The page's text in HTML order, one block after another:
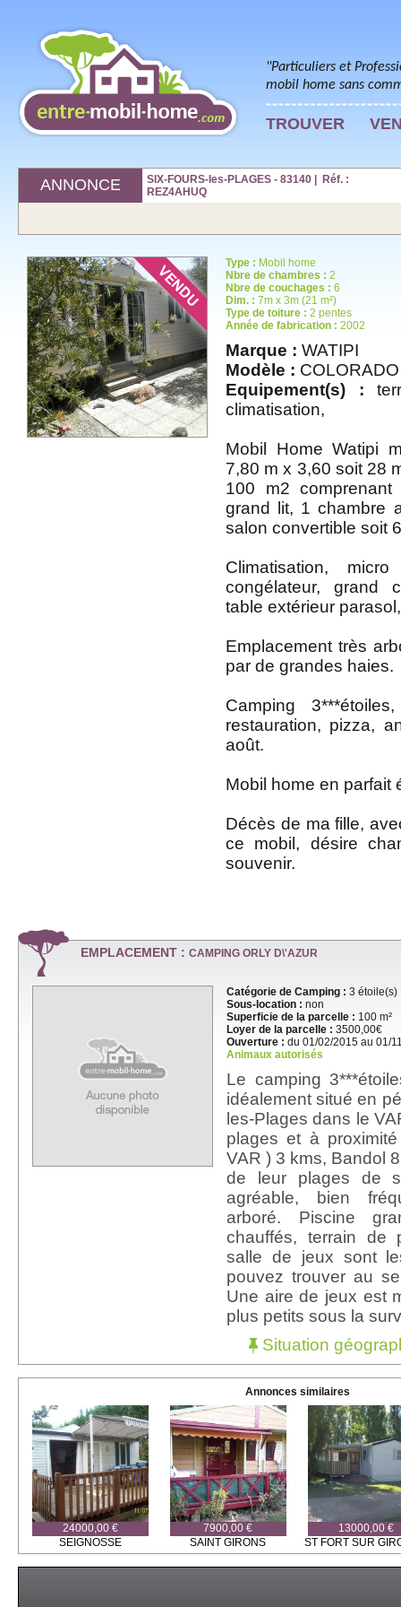
"Particuliers et
mobil home sans
TROUVER
ANNONCE
SIX-FOURS-les-PLAGES - 83140 | Réf. :
REZ4AHUQ
Type : Mobil home
Nbre de chambres : 2
Nbre de couchages : 6
Dim. : 7m x 3m (21 m²)
Type de toiture : 2 pentes
Année de fabrication : 2002
Marque : WATIPI
Modèle : COLORADO
Equipement(s) :
climatisation,
Mobil Home Watipi
7,80 m x 3,60 soit 28
100 m2
grand lit, 1 chambre
salon convertible soit
Climatisation,
congélateur, grand
table extérieur
Emplacement très
par de grandes haies.
Camping
restauration, pizza,
août.
Mobil home en parfait
Décès de ma fille,
ce mobil, désire
souvenir.
EMPLACEMENT : CAMPING ORLY D\'AZUR
Catégorie de Camping : 3 étoile(s)
Sous-location : non
Superficie de la parcelle : 100 m²
Loyer de la parcelle : 3500,00€
Ouverture : du 01/02/2015 au 01/
Animaux autorisés
Le camping
idéalement situé en
les-Plages dans le
plages et à
VAR ) 3 kms, Bandol
de leur plages de
agréable, bien
arboré. Piscine
chauffés, terrain de
salle de jeux sont
pouvez trouver au
Une aire de jeux est
plus petits sous la
Situation
Annonces similaires
24000,00 €
SEIGNOSSE
7900,00 €
SAINT GIRONS
13000,00 €
ST FORT SUR